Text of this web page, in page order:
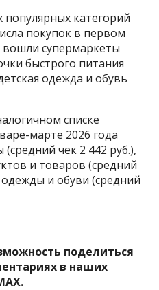
категорий
покупок в первом
вошли супермаркеты
быстрого питания
одежда и обувь
списке
марте 2026 года
чек 2 442 руб.),
и товаров (средний
и обуви (средний
поделиться
в наших
.